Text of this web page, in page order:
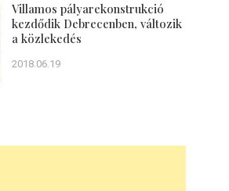
Villamos pályarekonstrukció
kezdődik Debrecenben, változik
a közlekedés
2018.06.19